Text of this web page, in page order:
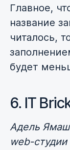
Главное,
название
читалось,
будет
6. IT
Адель
web-